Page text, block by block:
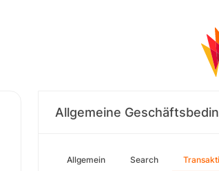
Allgemeine
Allgemein Search